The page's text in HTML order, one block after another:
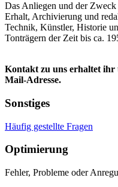
Das Anliegen und der Zweck
Erhalt, Archivierung und
Technik, Künstler, Historie
Tonträgern der Zeit bis ca.
Kontakt zu uns erhaltet ihr
Mail-Adresse.
Sonstiges
Häufig gestellte Fragen
Optimierung
Fehler, Probleme oder